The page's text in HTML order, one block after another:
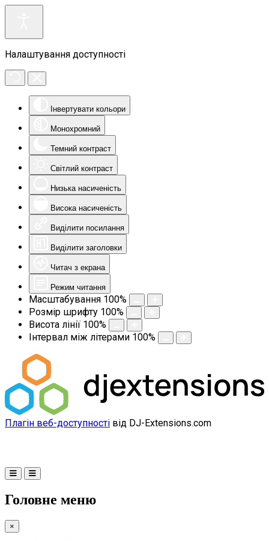
Налаштування доступності
Інвертувати кольори
Монохромний
Темний контраст
Світлий контраст
Низька насиченість
Висока насиченість
Виділити посилання
Виділити заголовки
Читач з екрана
Режим читання
Масштабування 100%
Розмір шрифту 100%
Висота лінії 100%
Інтервал між літерами 100%
Плагін веб-доступності від DJ-Extensions.com
Головне меню
×